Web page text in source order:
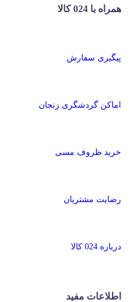
همراه با 024 کالا
پیگیری سفارش
اماکن گردشگری زنجان
خرید ظروف مسی
رضایت مشتریان
درباره 024 کالا
اطلاعات مفید